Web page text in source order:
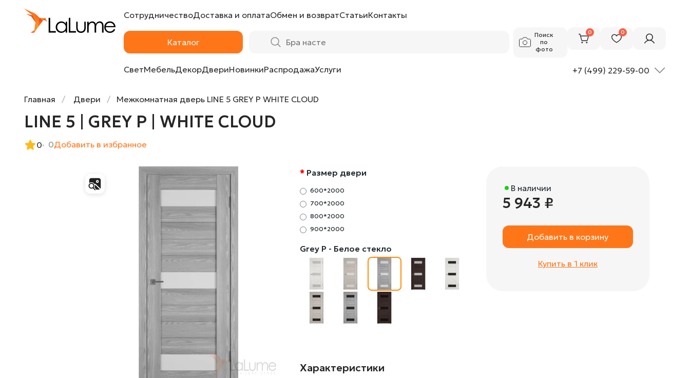
СотрудничествоДоставка и оплатаОбмен и возвратСтатьиКонтакты
Каталог
Поиск
по
фото
0 0
СветМебельДекорДвериНовинкиРаспродажаУслуги +7 (499) 229-59-00
Главная Двери Межкомнатная дверь LINE 5 GREY P WHITE CLOUD
LINE 5 | GREY P | WHITE CLOUD
0 0Добавить в избранное
Размер двери
600*2000
700*2000
800*2000
900*2000
Grey P - Белое стекло
Характеристики
В наличии
5 943 ₽
Добавить в корзину
Купить в 1 клик
LINE 5 | GREY P | WHITE CLOUD